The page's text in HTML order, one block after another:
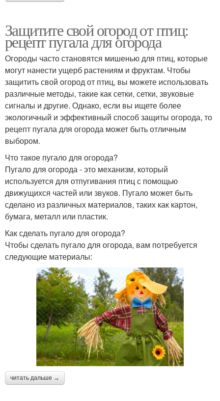
Защитите свой огород от птиц:
рецепт пугала для огорода
Огороды часто становятся мишенью для птиц, которые
могут нанести ущерб растениям и фруктам. Чтобы
защитить свой огород от птиц, вы можете использовать
различные методы, такие как сетки, сетки, звуковые
сигналы и другие. Однако, если вы ищете более
экологичный и эффективный способ защиты огорода, то
рецепт пугала для огорода может быть отличным
выбором.
Что такое пугало для огорода?
Пугало для огорода - это механизм, который
используется для отпугивания птиц с помощью
движущихся частей или звуков. Пугало может быть
сделано из различных материалов, таких как картон,
бумага, металл или пластик.
Как сделать пугало для огорода?
Чтобы сделать пугало для огорода, вам потребуется
следующие материалы:
читать дальше →